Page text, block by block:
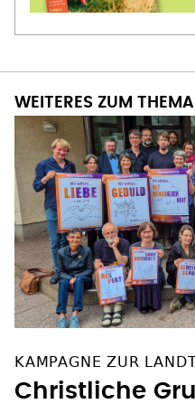
WEITERES ZUM THEMA
KAMPAGNE ZUR
Christliche